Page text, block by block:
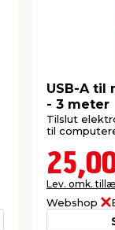
USB-A til
- 3 meter
Tilslut
til
Lev. omk.
Webshop